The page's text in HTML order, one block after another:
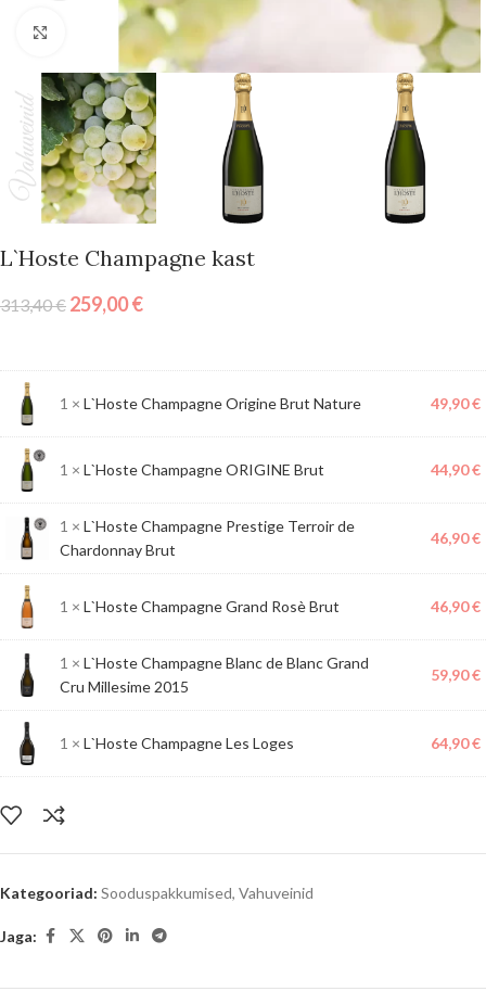
Vajuta suurendamiseks
L`Hoste Champagne kast
313,40€ 259,00€
1 × L`Hoste Champagne Origine Brut Nature 49,90€
1 × L`Hoste Champagne ORIGINE Brut 44,90€
1 × L`Hoste Champagne Prestige Terroir de
Chardonnay Brut
46,90€
1 × L`Hoste Champagne Grand Rosè Brut 46,90€
1 × L`Hoste Champagne Blanc de Blanc Grand
Cru Millesime 2015
59,90€
1 × L`Hoste Champagne Les Loges 64,90€
Kategooriad: Sooduspakkumised, Vahuveinid
Jaga: